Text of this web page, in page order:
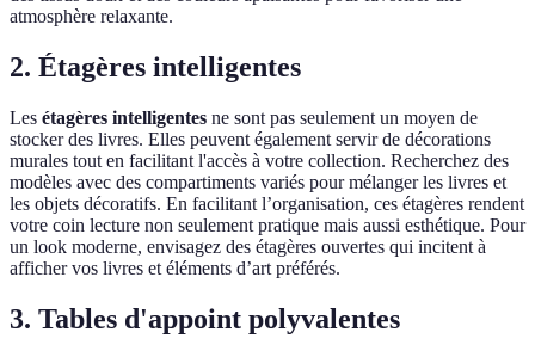
atmosphère relaxante.
2. Étagères intelligentes
Les étagères intelligentes ne sont pas seulement un moyen de
stocker des livres. Elles peuvent également servir de décorations
murales tout en facilitant l'accès à votre collection. Recherchez des
modèles avec des compartiments variés pour mélanger les livres et
les objets décoratifs. En facilitant l’organisation, ces étagères rendent
votre coin lecture non seulement pratique mais aussi esthétique. Pour
un look moderne, envisagez des étagères ouvertes qui incitent à
afficher vos livres et éléments d’art préférés.
3. Tables d'appoint polyvalentes